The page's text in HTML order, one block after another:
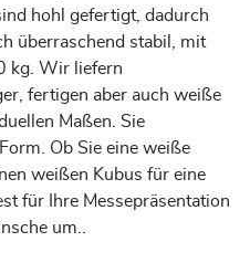
hohl gefertigt, dadurch
überraschend stabil, mit
kg. Wir liefern
fertigen aber auch weiße
Maßen. Sie
Ob Sie eine weiße
weißen Kubus für eine
für Ihre Messepräsentation
um..